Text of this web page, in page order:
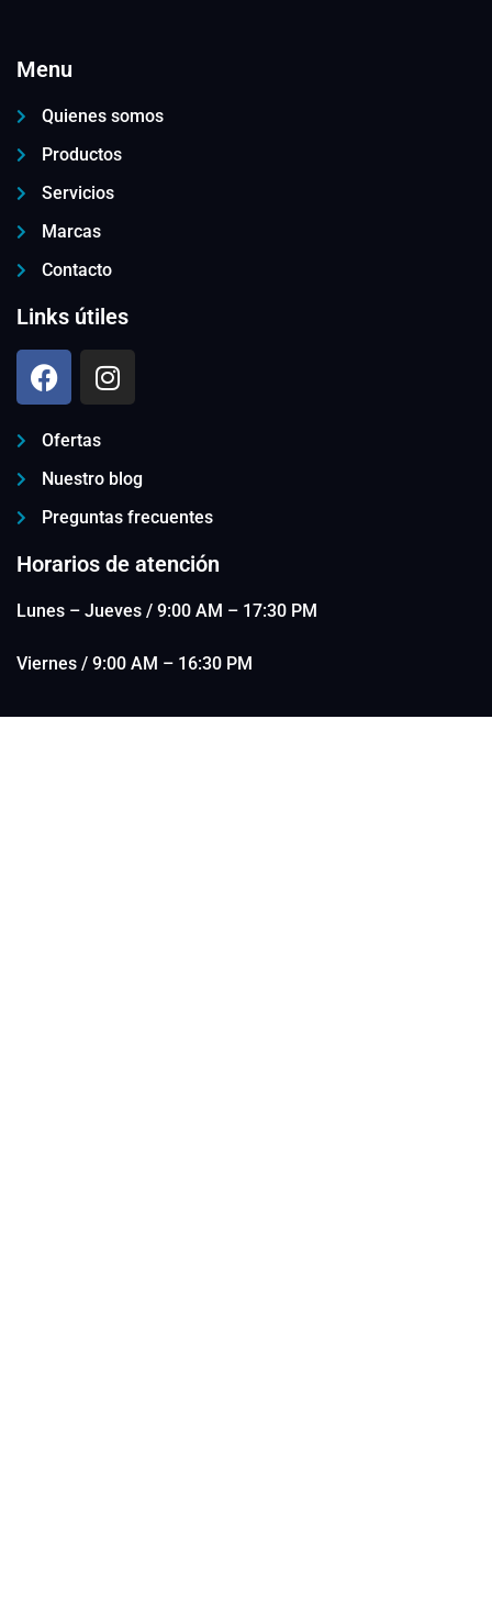
Menu
Quienes somos
Productos
Servicios
Marcas
Contacto
Links útiles
Ofertas
Nuestro blog
Preguntas frecuentes
Horarios de atención
Lunes – Jueves / 9:00 AM – 17:30 PM
Viernes / 9:00 AM – 16:30 PM